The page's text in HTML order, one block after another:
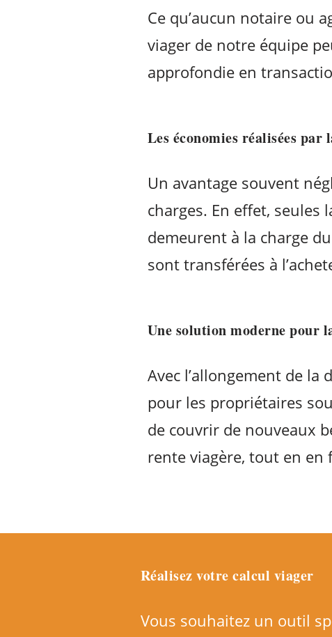
Ce qu’aucun notaire ou
viager de notre équipe
approfondie en
Les économies réalisées par
Un avantage souvent
charges. En effet, seules
demeurent à la charge
sont transférées à
Une solution moderne pour
Avec l’allongement de la
pour les propriétaires
de couvrir de nouveaux
rente viagère, tout en
Réalisez votre calcul viager
Vous souhaitez un outil